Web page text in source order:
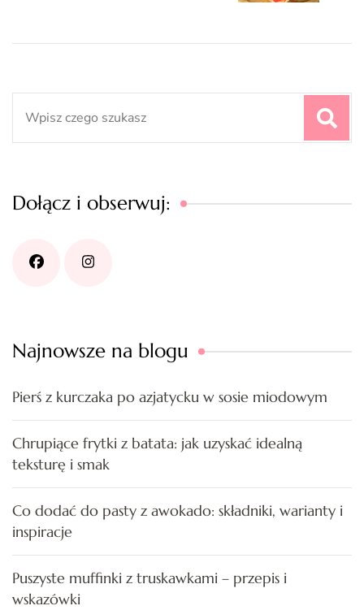
Dołącz i obserwuj:
Najnowsze na blogu
Pierś z kurczaka po azjatycku w sosie miodowym
Chrupiące frytki z batata: jak uzyskać idealną
teksturę i smak
Co dodać do pasty z awokado: składniki, warianty i
inspiracje
Puszyste muffinki z truskawkami – przepis i
wskazówki